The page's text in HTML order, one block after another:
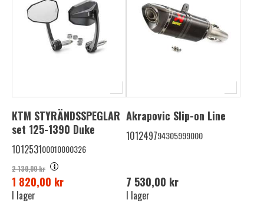
KTM STYRÄNDSSPEGLAR
set 125-1390 Duke
101253100010000326
2 130,00 kr i
1 820,00 kr
I lager
Akrapovic Slip-on Line
101249794305999000
7 530,00 kr
I lager